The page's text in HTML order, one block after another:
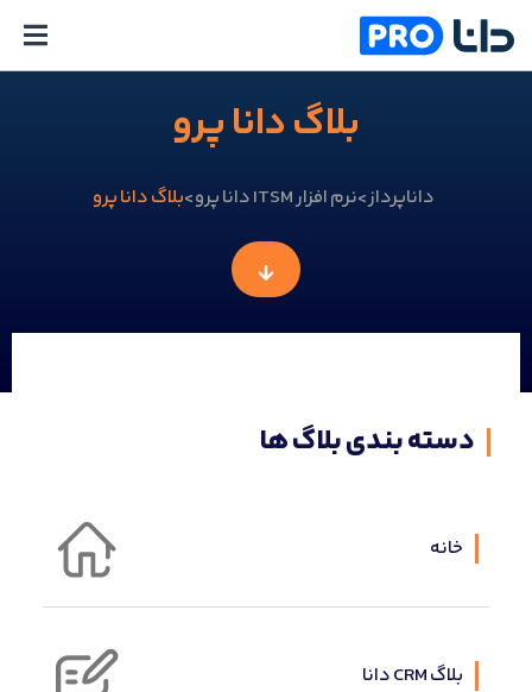
بلاگ دانا پرو
داناپرداز نرم افزار ITSM دانا پرو بلاگ دانا پرو
دسته بندی بلاگ ها
خانه
بلاگ CRM دانا